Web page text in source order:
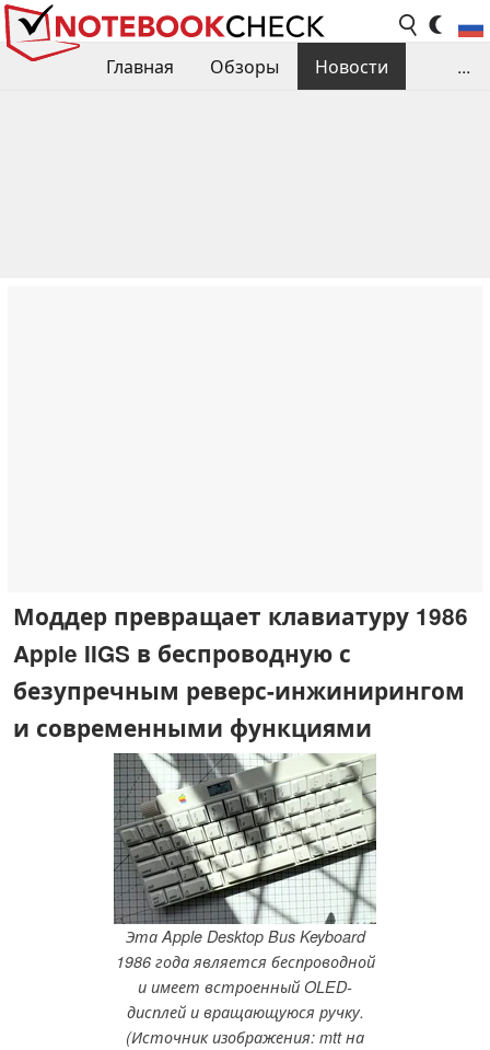
Главная Обзоры
Новости
...
Моддер превращает клавиатуру 1986
Apple IIGS в беспроводную с
безупречным реверс-инжинирингом
и современными функциями
Эта Apple Desktop Bus Keyboard
1986 года является беспроводной
и имеет встроенный OLED-
дисплей и вращающуюся ручку.
(Источник изображения: mtt на